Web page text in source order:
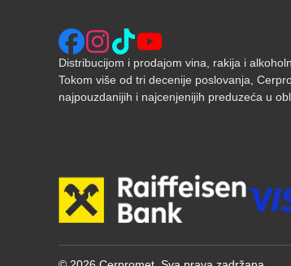
Distribucijom i prodajom vina, rakija i
Tokom više od tri decenije poslovanja,
najpouzdanijih i najcenjenijih preduzeća u